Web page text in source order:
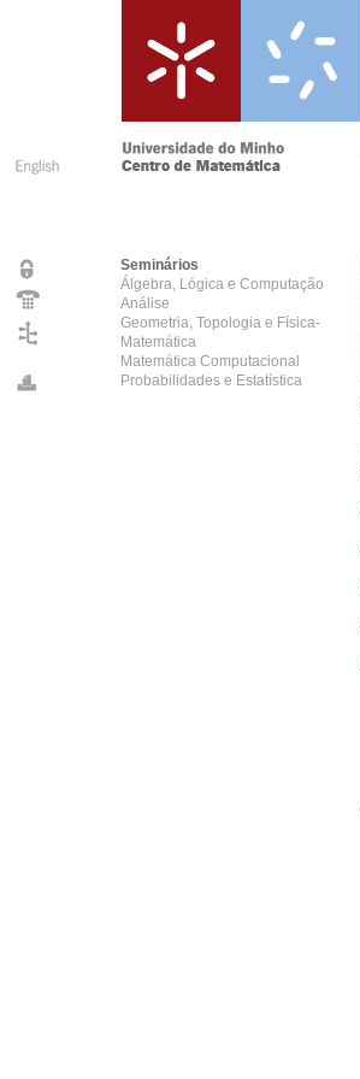
Seminários
Álgebra, Lógica e Computação
Análise
Geometria, Topologia e Física-
Matemática
Matemática Computacional
Probabilidades e Estatística